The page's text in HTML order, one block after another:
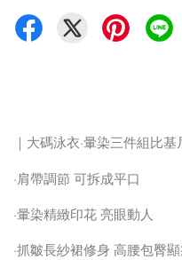
｜大碼泳衣·暈染三件組比基
·肩帶調節 可拆成平口
·暈染精緻印花 亮眼動人
·抓皺長紗裙修身 高腰包臀